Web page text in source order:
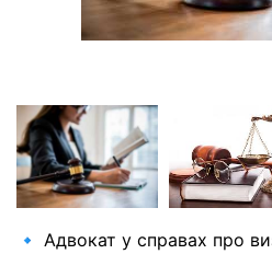
🔹 Адвокат у справах про